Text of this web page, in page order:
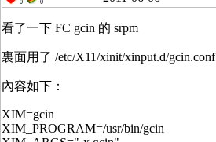
0 0
看了一下 FC gcin 的 srpm
裏面用了 /etc/X11/xinit/xinput.d/gcin.conf
內容如下：
XIM=gcin
XIM_PROGRAM=/usr/bin/gcin